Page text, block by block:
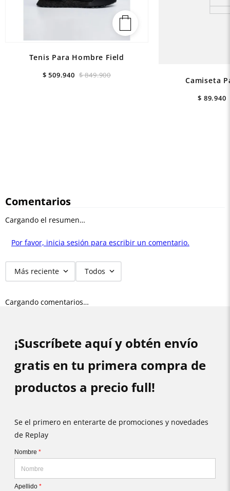
Tenis Para Hombre Field
$ 849.900
$ 509.940
Camiseta
$ 89.940
Comentarios
Cargando el resumen…
Por favor, inicia sesión para escribir un comentario.
Más reciente Todos
Cargando comentarios…
¡Suscríbete aquí y obtén envío
gratis en tu primera compra de
productos a precio full!
Se el primero en enterarte de promociones y novedades
de Replay
Nombre *
Apellido *